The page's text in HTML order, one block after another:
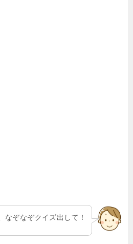
なぞなぞクイズ出して！